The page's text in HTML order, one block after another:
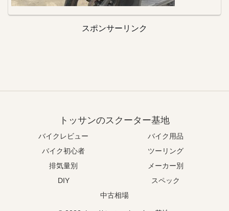
スポンサーリンク
トッサンのスクーター基地
バイクレビュー
バイク用品
バイク初心者
ツーリング
排気量別
メーカー別
DIY
スペック
中古相場